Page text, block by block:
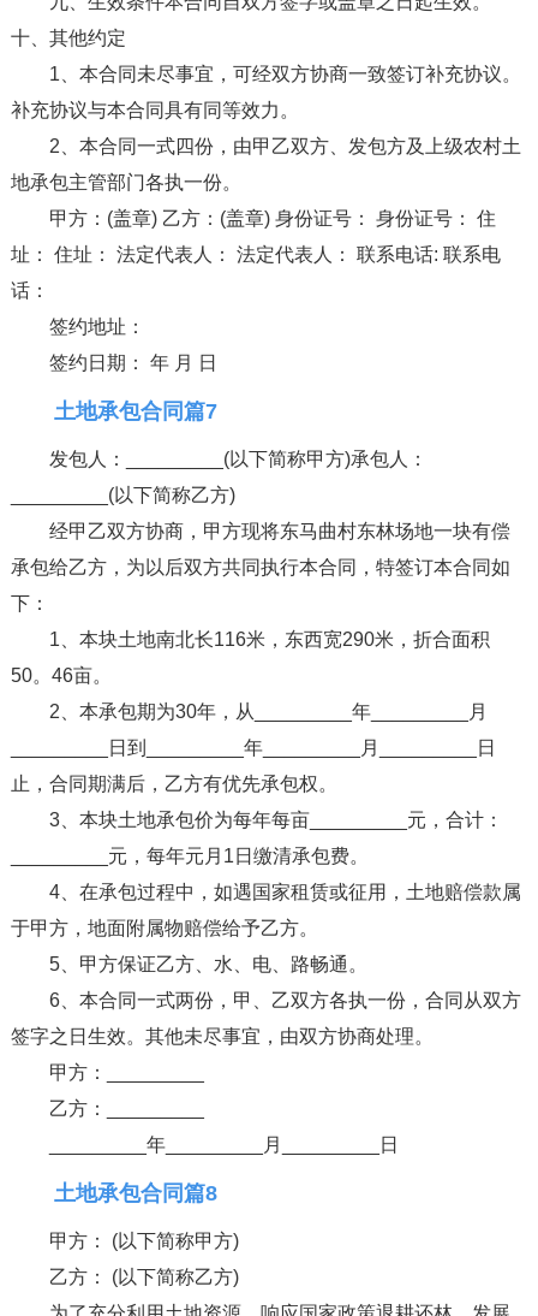
十、其他约定
1、本合同未尽事宜，可经双方协商一致签订补充协议。
补充协议与本合同具有同等效力。
2、本合同一式四份，由甲乙双方、发包方及上级农村土
地承包主管部门各执一份。
甲方：(盖章) 乙方：(盖章) 身份证号： 身份证号： 住
址： 住址： 法定代表人： 法定代表人： 联系电话: 联系电
话：
签约地址：
签约日期： 年 月 日
土地承包合同篇7
发包人：_________(以下简称甲方)承包人：
_________(以下简称乙方)
经甲乙双方协商，甲方现将东马曲村东林场地一块有偿
承包给乙方，为以后双方共同执行本合同，特签订本合同如
下：
1、本块土地南北长116米，东西宽290米，折合面积
50。46亩。
2、本承包期为30年，从_________年_________月
_________日到_________年_________月_________日
止，合同期满后，乙方有优先承包权。
3、本块土地承包价为每年每亩_________元，合计：
_________元，每年元月1日缴清承包费。
4、在承包过程中，如遇国家租赁或征用，土地赔偿款属
于甲方，地面附属物赔偿给予乙方。
5、甲方保证乙方、水、电、路畅通。
6、本合同一式两份，甲、乙双方各执一份，合同从双方
签字之日生效。其他未尽事宜，由双方协商处理。
甲方：_________
乙方：_________
_________年_________月_________日
土地承包合同篇8
甲方： (以下简称甲方)
乙方： (以下简称乙方)